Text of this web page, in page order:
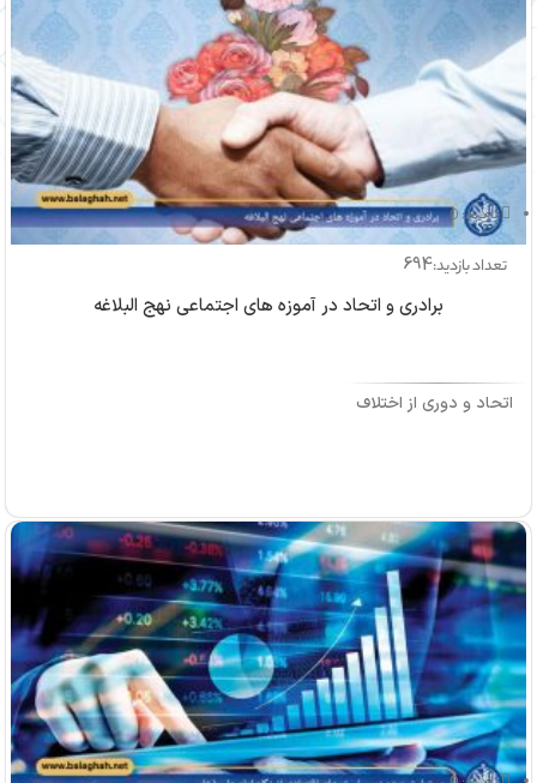
بازدید: 0
تعداد بازدید:694
برادری و اتحاد در آموزه های اجتماعی نهج البلاغه
اتحاد و دوری از اختلاف